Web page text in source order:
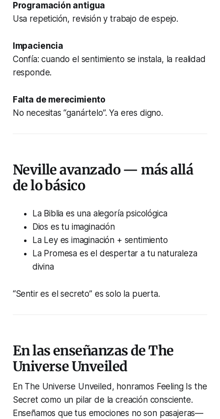
Programación antigua
Usa repetición, revisión y trabajo de espejo.
Impaciencia
Confía: cuando el sentimiento se instala, la realidad
responde.
Falta de merecimiento
No necesitas “ganártelo”. Ya eres digno.
Neville avanzado — más allá
de lo básico
La Biblia es una alegoría psicológica
Dios es tu imaginación
La Ley es imaginación + sentimiento
La Promesa es el despertar a tu naturaleza
divina
“Sentir es el secreto” es solo la puerta.
En las enseñanzas de The
Universe Unveiled
En The Universe Unveiled, honramos Feeling Is the
Secretcomo un pilar de la creación consciente.
Enseñamos que tus emociones no son pasajeras—